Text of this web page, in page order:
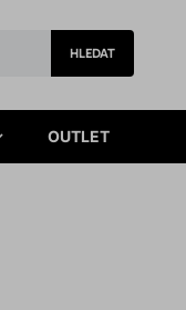
HLEDAT
OUTLET